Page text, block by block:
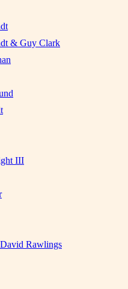
& Guy Clark
III
Rawlings